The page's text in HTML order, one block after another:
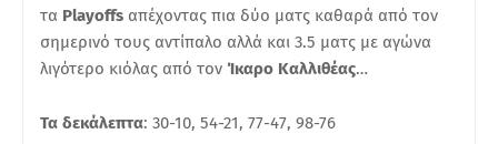
τα Playoffs απέχοντας πια δύο ματς καθαρά από τον
σημερινό τους αντίπαλο αλλά και 3.5 ματς με αγώνα
λιγότερο κιόλας από τον Ίκαρο Καλλιθέας…
Τα δεκάλεπτα: 30-10, 54-21, 77-47, 98-76